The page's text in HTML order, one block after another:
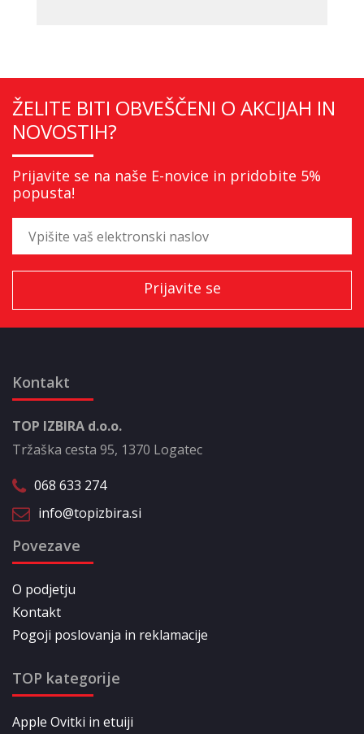
ŽELITE BITI OBVEŠČENI O AKCIJAH IN
NOVOSTIH?
Prijavite se na naše E-novice in pridobite 5%
popusta!
Kontakt
TOP IZBIRA d.o.o.
Tržaška cesta 95, 1370 Logatec
068 633 274
info@topizbira.si
Povezave
O podjetju
Kontakt
Pogoji poslovanja in reklamacije
TOP kategorije
Apple Ovitki in etuiji